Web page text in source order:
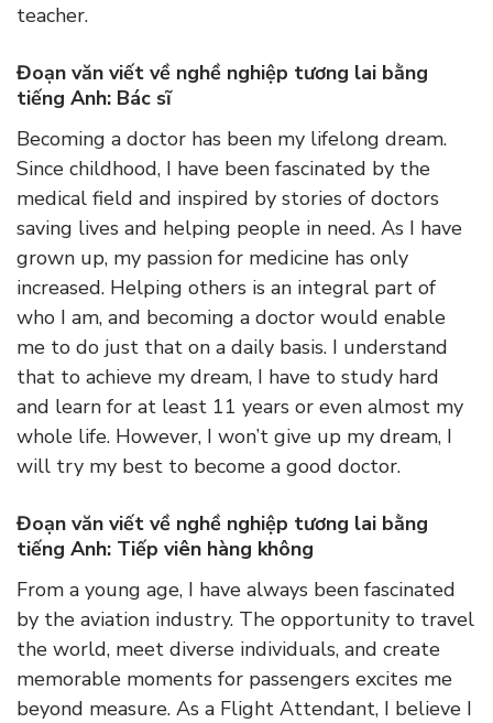
teacher.
Đoạn văn viết về nghề nghiệp tương lai bằng
tiếng Anh: Bác sĩ
Becoming a doctor has been my lifelong dream.
Since childhood, I have been fascinated by the
medical field and inspired by stories of doctors
saving lives and helping people in need. As I have
grown up, my passion for medicine has only
increased. Helping others is an integral part of
who I am, and becoming a doctor would enable
me to do just that on a daily basis. I understand
that to achieve my dream, I have to study hard
and learn for at least 11 years or even almost my
whole life. However, I won’t give up my dream, I
will try my best to become a good doctor.
Đoạn văn viết về nghề nghiệp tương lai bằng
tiếng Anh: Tiếp viên hàng không
From a young age, I have always been fascinated
by the aviation industry. The opportunity to travel
the world, meet diverse individuals, and create
memorable moments for passengers excites me
beyond measure. As a Flight Attendant, I believe I